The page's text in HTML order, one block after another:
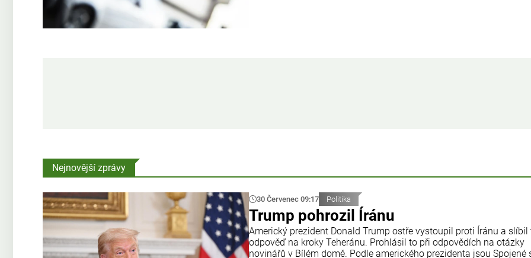
Nejnovější zprávy
30 Červenec 09:17 Politika
Trump pohrozil Íránu
Americký prezident Donald Trump ostře vystoupil proti Íránu a slíbil
odpověď na kroky Teheránu. Prohlásil to při odpovědích na otázky
novinářů v Bílém domě. Podle amerického prezidenta jsou Spojené